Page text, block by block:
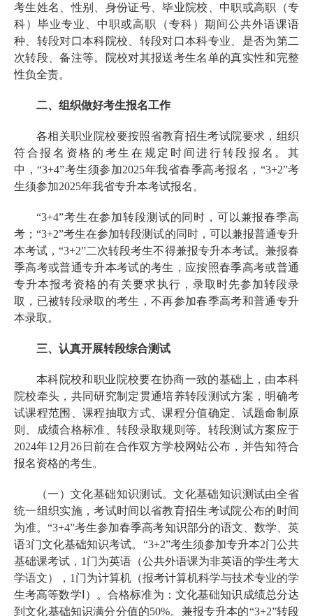
考生姓名、性别、身份证号、毕业院校、中职或高职（专
科）毕业专业、中职或高职（专科）期间公共外语课语
种、转段对口本科院校、转段对口本科专业、是否为第二
次转段、备注等。院校对其报送考生名单的真实性和完整
性负全责。
二、组织做好考生报名工作
各相关职业院校要按照省教育招生考试院要求，组织
符合报名资格的考生在规定时间进行转段报名。其
中，“3+4”考生须参加2025年我省春季高考报名，“3+2”考
生须参加2025年我省专升本考试报名。
“3+4”考生在参加转段测试的同时，可以兼报春季高
考；“3+2”考生在参加转段测试的同时，可以兼报普通专升
本考试，“3+2”二次转段考生不得兼报专升本考试。兼报春
季高考或普通专升本考试的考生，应按照春季高考或普通
专升本报考资格的有关要求执行，录取时先参加转段录
取，已被转段录取的考生，不再参加春季高考和普通专升
本录取。
三、认真开展转段综合测试
本科院校和职业院校要在协商一致的基础上，由本科
院校牵头，共同研究制定贯通培养转段测试方案，明确考
试课程范围、课程抽取方式、课程分值确定、试题命制原
则、成绩合格标准、转段录取规则等。转段测试方案应于
2024年12月26日前在合作双方学校网站公布，并告知符合
报名资格的考生。
（一）文化基础知识测试。文化基础知识测试由全省
统一组织实施，考试时间以省教育招生考试院公布的时间
为准。“3+4”考生参加春季高考知识部分的语文、数学、英
语3门文化基础知识考试。“3+2”考生须参加专升本2门公共
基础课考试，1门为英语（公共外语课为非英语的学生考大
学语文），1门为计算机（报考计算机科学与技术专业的学
生考高等数学Ⅰ）。合格标准为：文化基础知识成绩总分达
到文化基础知识满分分值的50%。兼报专升本的“3+2”转段